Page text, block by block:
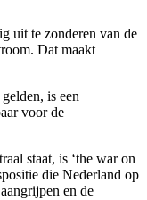
uit te zonderen van de
Dat maakt
is een
voor de
staat, is ‘the war on
die Nederland op
en de